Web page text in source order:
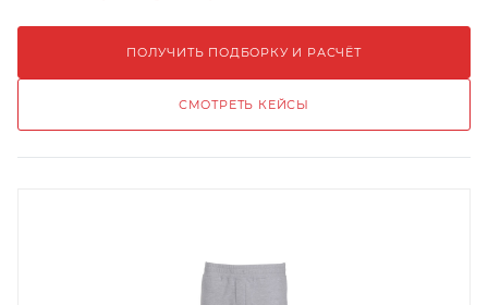
ПОЛУЧИТЬ ПОДБОРКУ И РАСЧЁТ
СМОТРЕТЬ КЕЙСЫ